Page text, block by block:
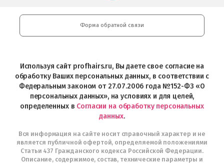
Play
Professional
и
Интернет-
Telegram
Форма обратной связи
Используя сайт profhairs.ru, Вы даете свое согласие на
обработку Ваших персональных данных, в соответствии с
Федеральным законом от 27.07.2006 года №152-ФЗ «О
персональных данных», на условиях и для целей,
определенных в Согласии на обработку персональных
данных.
Вся информация на сайте носит справочный характер и не
является публичной офертой, определяемой положениями
Статьи 437 Гражданского кодекса Российской Федерации.
Описание, содержимое, состав, технические параметры и